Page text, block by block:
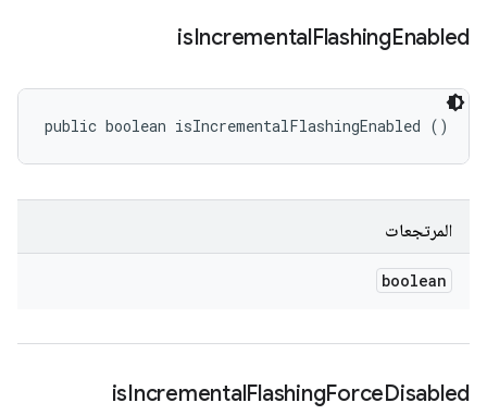
isIncrementalFlashingEnabled
public boolean isIncrementalFlashingEnabled ()
المرتجعات
boolean
isIncrementalFlashingForceDisabled